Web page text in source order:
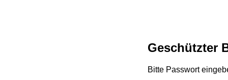
Geschützter
Bitte Passwort